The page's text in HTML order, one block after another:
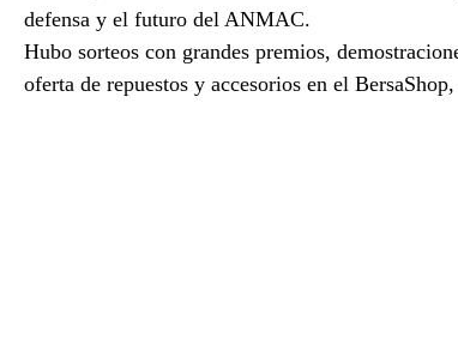
defensa y el futuro del ANMAC.
Hubo sorteos con grandes premios,
oferta de repuestos y accesorios en el